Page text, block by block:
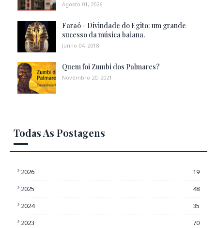
Agosto 01, 2026
Faraó - Divindade do Egito: um grande
sucesso da música baiana.
Junho 04, 2018
Quem foi Zumbi dos Palmares?
Novembro 20, 2021
Todas As Postagens
2026
19
2025
48
2024
35
2023
70